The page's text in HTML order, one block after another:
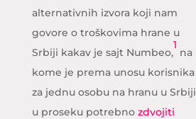
alternativnih izvora koji nam
govore o troškovima hrane u
Srbiji kakav je sajt Numbeo,
1
na
kome je prema unosu korisnika
za jednu osobu na hranu u Srbiji
u proseku potrebno zdvojiti